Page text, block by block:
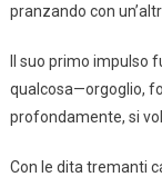
pranzando con
Il suo primo impulso
qualcosa—orgoglio,
profondamente, si
Con le dita tremanti